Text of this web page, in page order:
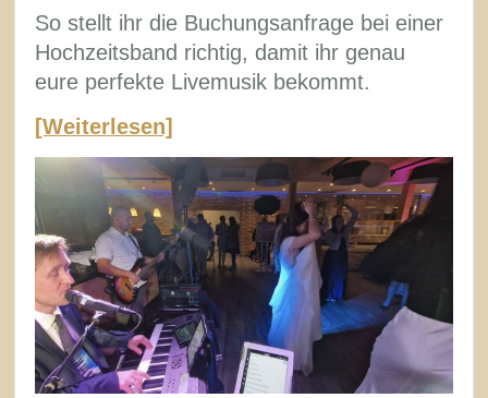
So stellt ihr die Buchungsanfrage bei einer
Hochzeitsband richtig, damit ihr genau
eure perfekte Livemusik bekommt.
[Weiterlesen]